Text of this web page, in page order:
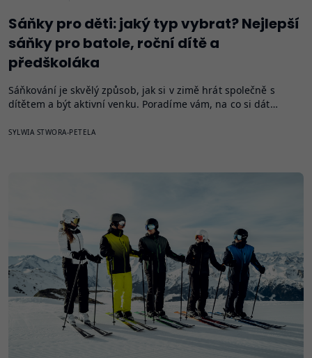
Sáňky pro děti: jaký typ vybrat? Nejlepší
sáňky pro batole, roční dítě a
předškoláka
Sáňkování je skvělý způsob, jak si v zimě hrát společně s
dítětem a být aktivní venku. Poradíme vám, na co si dát…
SYLWIA STWORA-PETELA